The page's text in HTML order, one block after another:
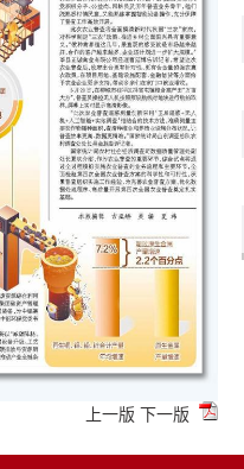
上一版 下一版